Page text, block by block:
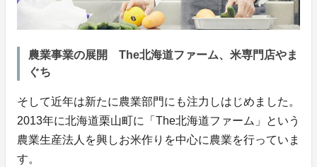
農業事業の展開 The北海道ファーム、米専門店やま
ぐち
そして近年は新たに農業部門にも注力しはじめました。
2013年に北海道栗山町に「The北海道ファーム」という
農業生産法人を興しお米作りを中心に農業を行っていま
す。